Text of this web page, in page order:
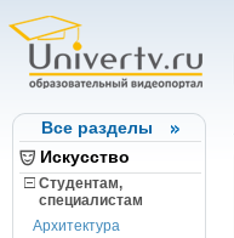
Все разделы
Искусство
Студентам,
cпециалистам
Архитектура